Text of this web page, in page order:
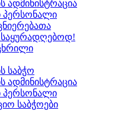
ადმინისტრაცია
პერსონალი
საბჭო
ადმინისტრაცია
პერსონალი
საბჭოები